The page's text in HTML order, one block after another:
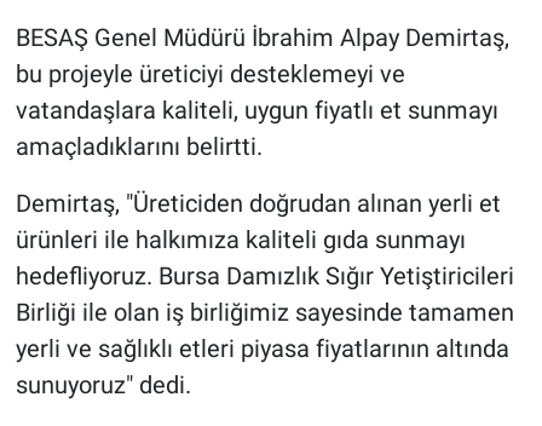
BESAŞ Genel Müdürü İbrahim Alpay Demirtaş,
bu projeyle üreticiyi desteklemeyi ve
vatandaşlara kaliteli, uygun fiyatlı et sunmayı
amaçladıklarını belirtti.
Demirtaş, "Üreticiden doğrudan alınan yerli et
ürünleri ile halkımıza kaliteli gıda sunmayı
hedefliyoruz. Bursa Damızlık Sığır Yetiştiricileri
Birliği ile olan iş birliğimiz sayesinde tamamen
yerli ve sağlıklı etleri piyasa fiyatlarının altında
sunuyoruz" dedi.